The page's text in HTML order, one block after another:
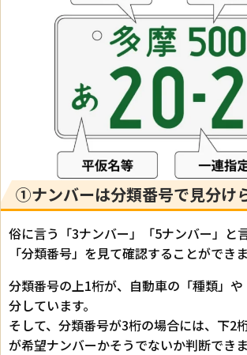
①ナンバーは分類番号で見分け
俗に言う「3ナンバー」「5ナンバー」と
「分類番号」を見て確認することができま
分類番号の上1桁が、自動車の「種類」
分しています。
そして、分類番号が3桁の場合には、下2
が希望ナンバーかそうでないか判断できま